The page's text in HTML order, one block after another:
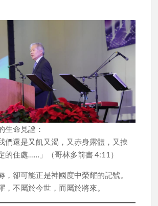
生命見證：
們還是又飢又渴，又赤身露體，又挨
的住處……」（哥林多前書 4:11）
，卻可能正是神國度中榮耀的記號。
，不屬於今世，而屬於將來。